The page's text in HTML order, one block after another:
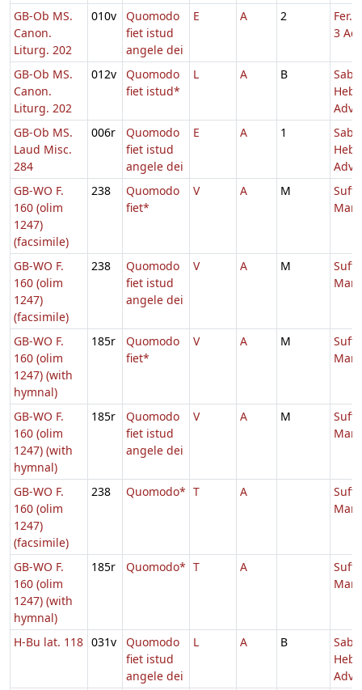
GB-Ob MS.
Canon.
Liturg. 202
010v
Quomodo
fiet istud
angele dei
E A 2
Fer.
3
GB-Ob MS.
Canon.
Liturg. 202
012v
Quomodo
fiet istud*
L A B
Adv.
GB-Ob MS.
Laud Misc.
284
006r
Quomodo
fiet istud
angele dei
E A 1
Adv.
GB-WO F.
160 (olim
1247)
(facsimile)
238
Quomodo
fiet*
V A M
Suff.
GB-WO F.
160 (olim
1247)
(facsimile)
238
Quomodo
fiet istud
angele dei
V A M
Suff.
GB-WO F.
160 (olim
1247) (with
hymnal)
185r
Quomodo
fiet*
V A M
Suff.
GB-WO F.
160 (olim
1247) (with
hymnal)
185r
Quomodo
fiet istud
angele dei
V A M
Suff.
GB-WO F.
160 (olim
1247)
(facsimile)
238 Quomodo* T A
Suff.
GB-WO F.
160 (olim
1247) (with
hymnal)
185r Quomodo* T A
Suff.
H-Bu lat. 118 031v
Quomodo
fiet istud
angele dei
L A B
Adv.